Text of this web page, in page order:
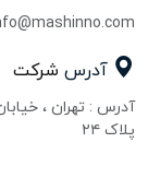
آدرس شرکت
آدرس : تهران ،
پلاک ۲۴